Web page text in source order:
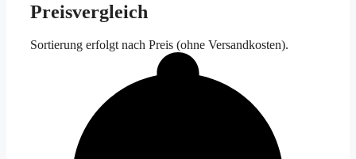
Preisvergleich
Sortierung erfolgt nach Preis (ohne Versandkosten).